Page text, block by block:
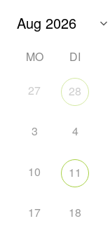
MO DI
27 28
3 4
10 11
17 18